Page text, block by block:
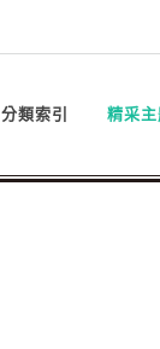
分類索引 精采主